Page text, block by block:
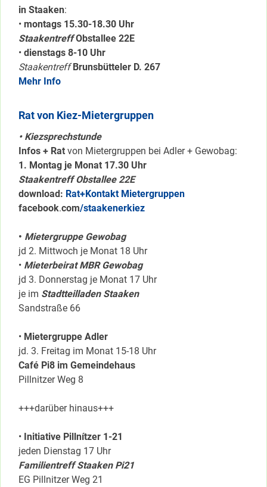
in Staaken:
• montags 15.30-18.30 Uhr
Staakentreff Obstallee 22E
• dienstags 8-10 Uhr
Staakentreff Brunsbütteler D. 267
Mehr Info
Rat von Kiez-Mietergruppen
• Kiezsprechstunde
Infos + Rat von Mietergruppen bei Adler + Gewobag:
1. Montag je Monat 17.30 Uhr
Staakentreff Obstallee 22E
download: Rat+Kontakt Mietergruppen
facebook.com/staakenerkiez
• Mietergruppe Gewobag
jd 2. Mittwoch je Monat 18 Uhr
• Mieterbeirat MBR Gewobag
jd 3. Donnerstag je Monat 17 Uhr
je im Stadtteilladen Staaken
Sandstraße 66
• Mietergruppe Adler
jd. 3. Freitag im Monat 15-18 Uhr
Café Pi8 im Gemeindehaus
Pillnitzer Weg 8
+++darüber hinaus+++
• Initiative Pillnítzer 1-21
jeden Dienstag 17 Uhr
Familientreff Staaken Pi21
EG Pillnitzer Weg 21